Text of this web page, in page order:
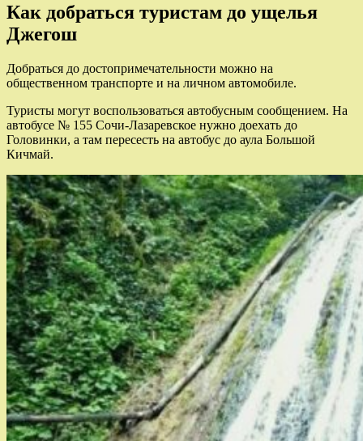
Как добраться туристам до ущелья
Джегош
Добраться до достопримечательности можно на
общественном транспорте и на личном автомобиле.
Туристы могут воспользоваться автобусным сообщением. На
автобусе № 155 Сочи-Лазаревское нужно доехать до
Головинки, а там пересесть на автобус до аула Большой
Кичмай.